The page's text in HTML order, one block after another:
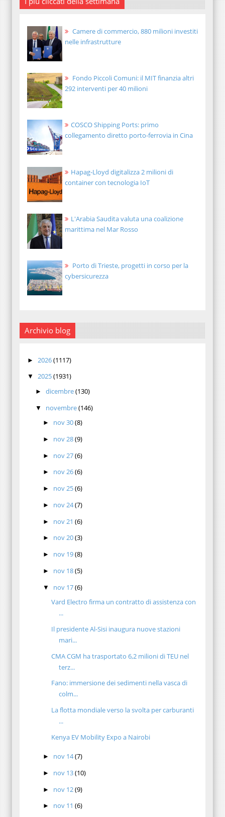
Camere di commercio, 880 milioni investiti
nelle infrastrutture
Fondo Piccoli Comuni: il MIT finanzia altri
292 interventi per 40 milioni
COSCO Shipping Ports: primo
collegamento diretto porto-ferrovia in Cina
Hapag-Lloyd digitalizza 2 milioni di
container con tecnologia IoT
L'Arabia Saudita valuta una coalizione
marittima nel Mar Rosso
Porto di Trieste, progetti in corso per la
cybersicurezza
Archivio blog
► 2026(1117)
▼ 2025(1931)
► dicembre(130)
▼ novembre(146)
► nov 30(8)
► nov 28(9)
► nov 27(6)
► nov 26(6)
► nov 25(6)
► nov 24(7)
► nov 21(6)
► nov 20(3)
► nov 19(8)
► nov 18(5)
▼ nov 17(6)
Vard Electro firma un contratto di assistenza con
...
Il presidente Al-Sisi inaugura nuove stazioni
mari...
CMA CGM ha trasportato 6,2 milioni di TEU nel
terz...
Fano: immersione dei sedimenti nella vasca di
colm...
La flotta mondiale verso la svolta per carburanti
...
Kenya EV Mobility Expo a Nairobi
► nov 14(7)
► nov 13(10)
► nov 12(9)
► nov 11(6)